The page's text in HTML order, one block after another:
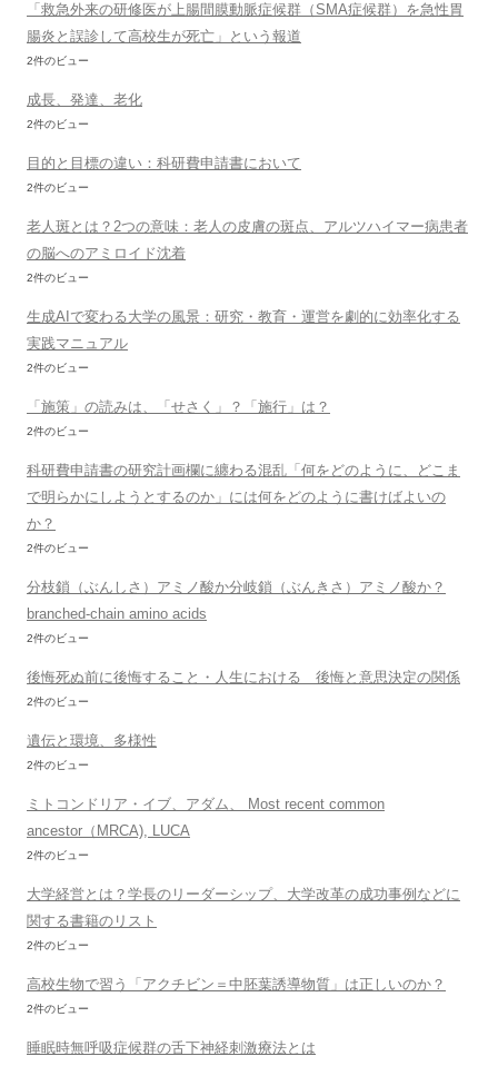
「救急外来の研修医が上腸間膜動脈症候群（SMA症候群）を急性胃
腸炎と誤診して高校生が死亡」という報道
2件のビュー
成長、発達、老化
2件のビュー
目的と目標の違い：科研費申請書において
2件のビュー
老人斑とは？2つの意味：老人の皮膚の斑点、アルツハイマー病患者
の脳へのアミロイド沈着
2件のビュー
生成AIで変わる大学の風景：研究・教育・運営を劇的に効率化する
実践マニュアル
2件のビュー
「施策」の読みは、「せさく」？「施行」は？
2件のビュー
科研費申請書の研究計画欄に纏わる混乱「何をどのように、どこま
で明らかにしようとするのか」には何をどのように書けばよいの
か？
2件のビュー
分枝鎖（ぶんしさ）アミノ酸か分岐鎖（ぶんきさ）アミノ酸か？
branched-chain amino acids
2件のビュー
後悔死ぬ前に後悔すること・人生における 後悔と意思決定の関係
2件のビュー
遺伝と環境、多様性
2件のビュー
ミトコンドリア・イブ、アダム、 Most recent common
ancestor（MRCA), LUCA
2件のビュー
大学経営とは？学長のリーダーシップ、大学改革の成功事例などに
関する書籍のリスト
2件のビュー
高校生物で習う「アクチビン＝中胚葉誘導物質」は正しいのか？
2件のビュー
睡眠時無呼吸症候群の舌下神経刺激療法とは